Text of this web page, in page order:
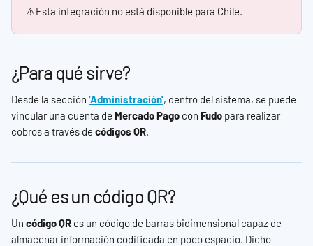
⚠️Esta integración no está disponible para Chile.
¿Para qué sirve?
Desde la sección 'Administración', dentro del sistema, se puede
vincular una cuenta de Mercado Pago con Fudo para realizar
cobros a través de códigos QR.
¿Qué es un código QR?
Un código QR es un código de barras bidimensional capaz de
almacenar información codificada en poco espacio. Dicho